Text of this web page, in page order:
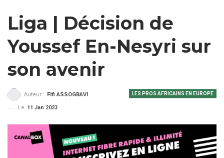
Liga | Décision de
Youssef En-Nesyri sur
son avenir
LES PROS AFRICAINS EN EUROPE
Auteur :
Fifi ASSOGBAVI
Le 11 Jan 2023